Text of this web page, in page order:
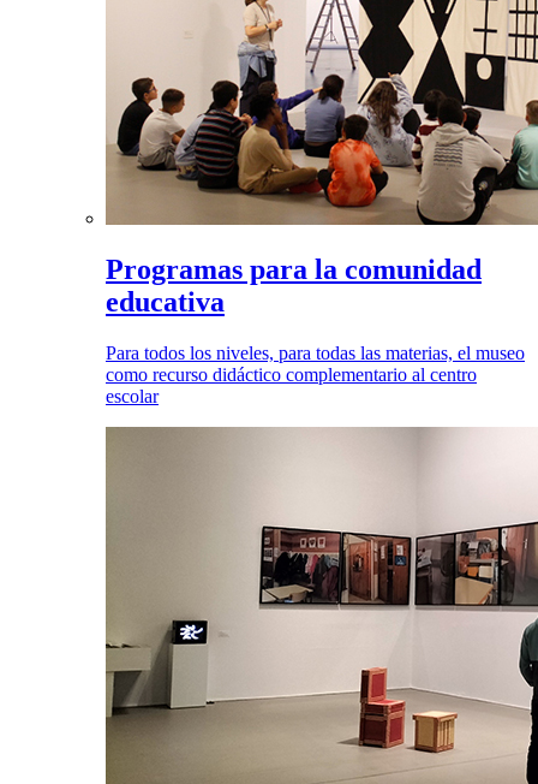
Programas para la comunidad
educativa
Para todos los niveles, para todas las materias, el museo
como recurso didáctico complementario al centro
escolar